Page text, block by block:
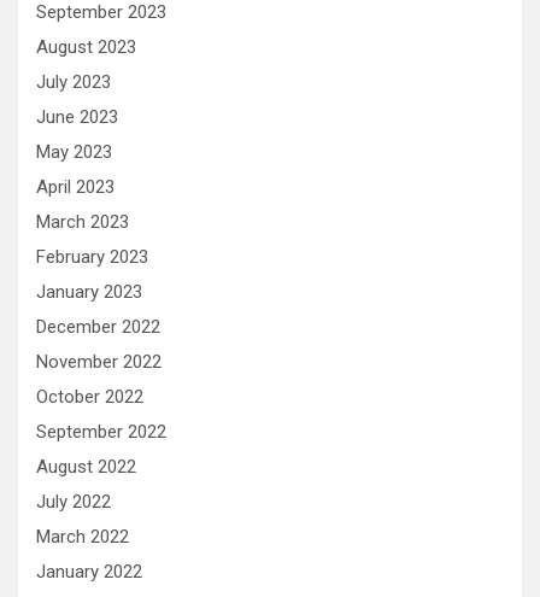
September 2023
August 2023
July 2023
June 2023
May 2023
April 2023
March 2023
February 2023
January 2023
December 2022
November 2022
October 2022
September 2022
August 2022
July 2022
March 2022
January 2022